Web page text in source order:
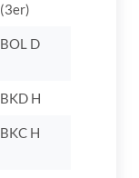
(3er)
BOL D
BKD H
BKC H